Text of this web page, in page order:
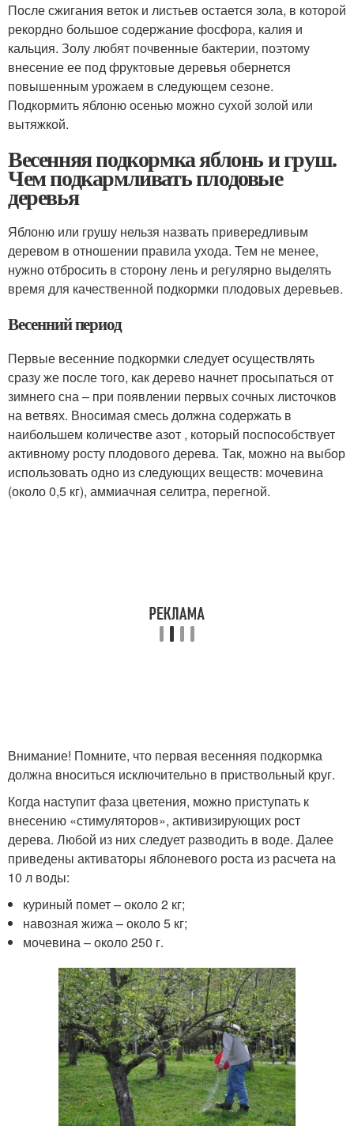
После сжигания веток и листьев остается зола, в которой
рекордно большое содержание фосфора, калия и
кальция. Золу любят почвенные бактерии, поэтому
внесение ее под фруктовые деревья обернется
повышенным урожаем в следующем сезоне.
Подкормить яблоню осенью можно сухой золой или
вытяжкой.
Весенняя подкормка яблонь и груш.
Чем подкармливать плодовые
деревья
Яблоню или грушу нельзя назвать привередливым
деревом в отношении правила ухода. Тем не менее,
нужно отбросить в сторону лень и регулярно выделять
время для качественной подкормки плодовых деревьев.
Весенний период
Первые весенние подкормки следует осуществлять
сразу же после того, как дерево начнет просыпаться от
зимнего сна – при появлении первых сочных листочков
на ветвях. Вносимая смесь должна содержать в
наибольшем количестве азот , который поспособствует
активному росту плодового дерева. Так, можно на выбор
использовать одно из следующих веществ: мочевина
(около 0,5 кг), аммиачная селитра, перегной.
Внимание! Помните, что первая весенняя подкормка
должна вноситься исключительно в приствольный круг.
Когда наступит фаза цветения, можно приступать к
внесению «стимуляторов», активизирующих рост
дерева. Любой из них следует разводить в воде. Далее
приведены активаторы яблоневого роста из расчета на
10 л воды:
куриный помет – около 2 кг;
навозная жижа – около 5 кг;
мочевина – около 250 г.